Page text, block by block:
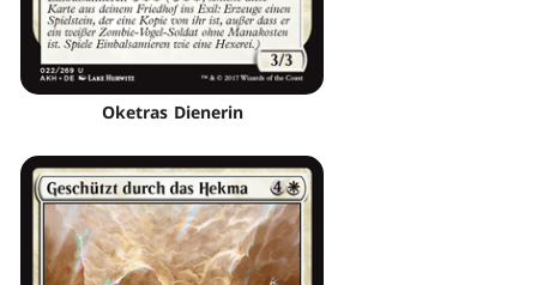
Oketras Dienerin